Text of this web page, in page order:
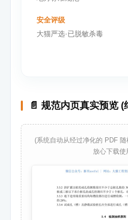
安全评级
大猫严选·已脱敏杀毒
📄 规范内页真实预览 (
(系统自动从经过净化的 PDF 随
放心下载使